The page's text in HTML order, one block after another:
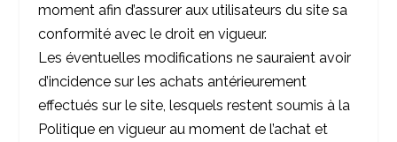
moment afin d’assurer aux utilisateurs du site sa
conformité avec le droit en vigueur.
Les éventuelles modifications ne sauraient avoir
d’incidence sur les achats antérieurement
effectués sur le site, lesquels restent soumis à la
Politique en vigueur au moment de l’achat et